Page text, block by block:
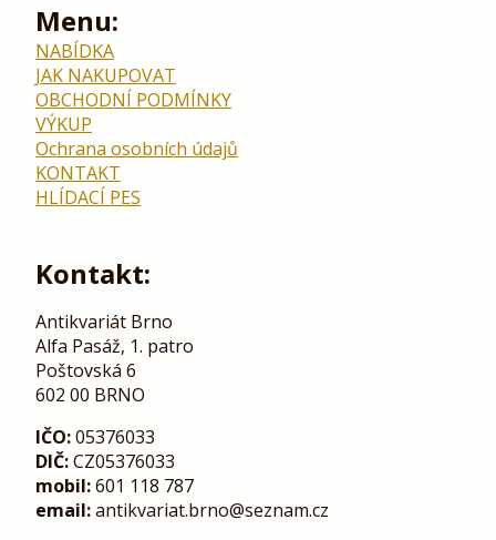
Menu:
NABÍDKA
JAK NAKUPOVAT
OBCHODNÍ PODMÍNKY
VÝKUP
Ochrana osobních údajů
KONTAKT
HLÍDACÍ PES
Kontakt:
Antikvariát Brno
Alfa Pasáž, 1. patro
Poštovská 6
602 00 BRNO
IČO:05376033
DIČ:CZ05376033
mobil:601 118 787
email:antikvariat.brno@seznam.cz